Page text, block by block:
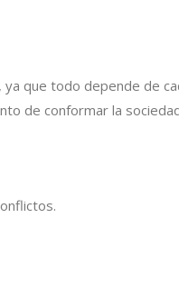
que todo depende de
de conformar la